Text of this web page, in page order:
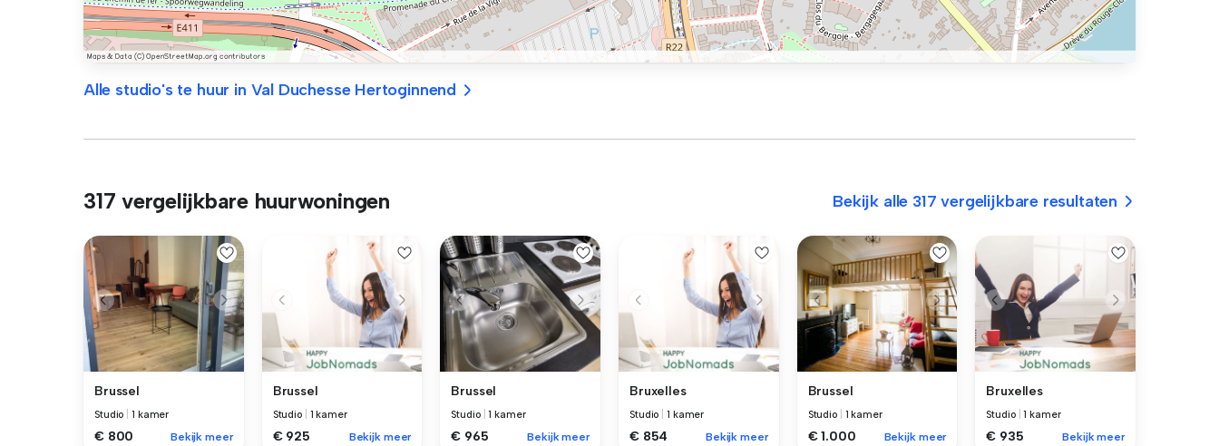
Alle studio's te huur in Val Duchesse Hertoginnend
317 vergelijkbare huurwoningen Bekijk alle 317 vergelijkbare resultaten
Brussel
Studio |1 kamer
€ 800 Bekijk meer
Brussel
Studio 1 kamer
€ 925 Bekijk meer
Brussel
Studio |1 kamer
€ 965 Bekijk meer
Bruxelles
Studio 1 kamer
€ 854 Bekijk meer
Brussel
Studio 1 kamer
€ 1.000 Bekijk meer
Bruxelles
Studio |1 kamer
€ 935 Bekijk meer